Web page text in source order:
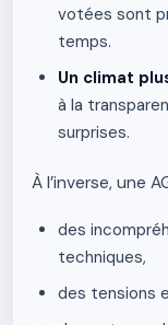
votées sont
temps.
Un climat
à la
surprises.
À l’inverse, une
des
techniques,
des tensions